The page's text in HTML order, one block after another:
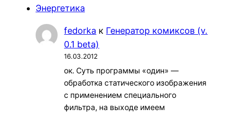
Энергетика
fedorka к Генератор комиксов (v.
0.1 beta)
16.03.2012
ок. Суть программы «один» —
обработка статического изображения
с применением специального
фильтра, на выходе имеем